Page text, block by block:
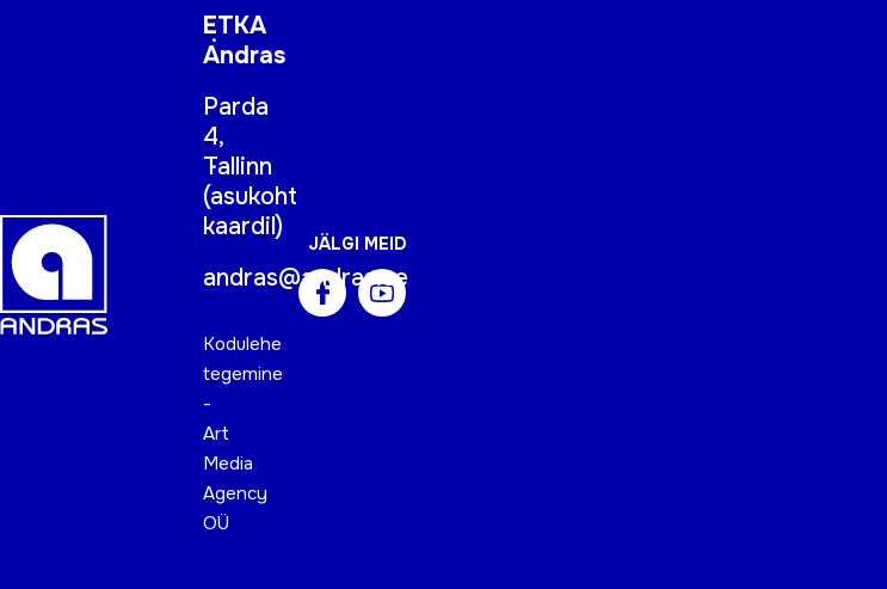
ETKA
Andras
Parda
4,
Tallinn
(asukoht
kaardil)
andras@andras.ee
Kodulehe
tegemine
-
Art
Media
Agency
OÜ
JÄLGI MEID